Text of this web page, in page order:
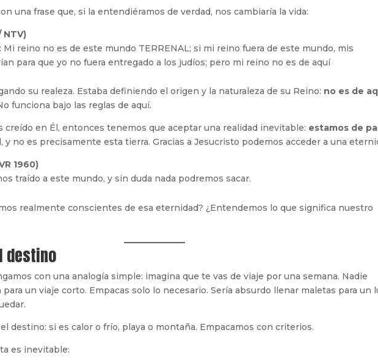
una frase que, si la entendiéramos de verdad, nos cambiaría la vida:
NTV)
Mi reino no es de este mundo TERRENAL; si mi reino fuera de este mundo, mis
para que yo no fuera entregado a los judíos; pero mi reino no es de aquí
su realeza. Estaba definiendo el origen y la naturaleza de su Reino: no es de
funciona bajo las reglas de aquí.
creído en Él, entonces tenemos que aceptar una realidad inevitable: estamos de
y no es precisamente esta tierra. Gracias a Jesucristo podemos acceder a una
1960)
traído a este mundo, y sin duda nada podremos sacar.
realmente conscientes de esa eternidad? ¿Entendemos lo que significa nuestro
destino
con una analogía simple: imagina que te vas de viaje por una semana. Nadie
para un viaje corto. Empacas solo lo necesario. Sería absurdo llenar maletas para un
destino: si es calor o frío, playa o montaña. Empacamos con criterios.
es inevitable: